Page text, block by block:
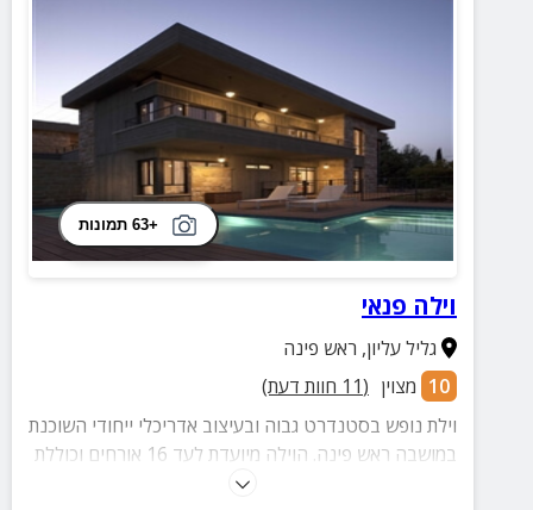
+63 תמונות
וילה פנאי
גליל עליון, ראש פינה
10 מצוין (
11 חוות דעת)
וילת נופש בסטנדרט גבוה ובעיצוב אדריכלי ייחודי השוכנת
במושבה ראש פינה. הוילה מיועדת לעד 16 אורחים וכוללת
בריכה בחצר הוילה, עמדת ברביקיו איכותית ופינות ישיבה.